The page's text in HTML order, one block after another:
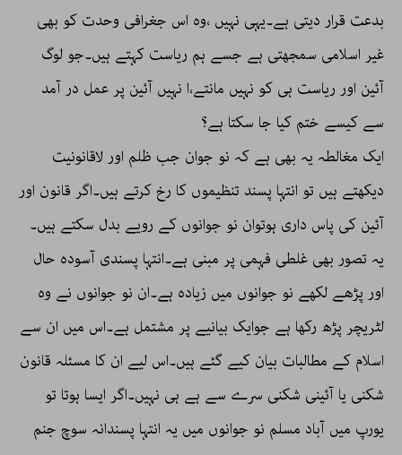
بدعت قرار دیتی ہے۔یہی نہیں ،وہ اس جغرافی وحدت کو بھی
غیر اسلامی سمجھتی ہے جسے ہم ریاست کہتے ہیں۔جو لوگ
آئین اور ریاست ہی کو نہیں مانتے،ا نہیں آئین پر عمل در آمد
سے کیسے ختم کیا جا سکتا ہے؟
ایک مغالطہ یہ بھی ہے کہ نو جوان جب ظلم اور لاقانونیت
دیکھتے ہیں تو انتہا پسند تنظیموں کا رخ کرتے ہیں۔اگر قانون اور
آئین کی پاس داری ہوتوان نو جوانوں کے رویے بدل سکتے ہیں۔
یہ تصور بھی غلطی فہمی پر مبنی ہے۔انتہا پسندی آسودہ حال
اور پڑھے لکھے نو جوانوں میں زیادہ ہے۔ان نو جوانوں نے وہ
لٹریچر پڑھ رکھا ہے جوایک بیانیے پر مشتمل ہے۔اس میں ان سے
اسلام کے مطالبات بیان کیے گئے ہیں۔اس لیے ان کا مسئلہ قانون
شکنی یا آئینی شکنی سرے سے ہے ہی نہیں۔اگر ایسا ہوتا تو
یورپ میں آباد مسلم نو جوانوں میں یہ انتہا پسندانہ سوچ جنم